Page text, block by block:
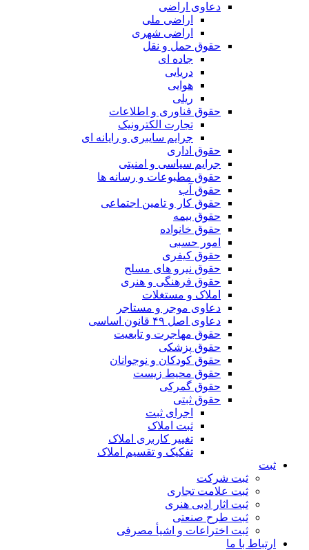
دعاوی اراضی
اراضی ملی
اراضی شهری
حقوق حمل و نقل
جاده ای
دریایی
هوایی
ریلی
حقوق فناوری و اطلاعات
تجارت الکترونیک
جرایم سایبری و رایانه ای
حقوق اداری
جرایم سیاسی و امنیتی
حقوق مطبوعات و رسانه ها
حقوق آب
حقوق کار و تامین اجتماعی
حقوق بیمه
حقوق خانواده
امور حسبی
حقوق کیفری
حقوق نیرو های مسلح
حقوق فرهنگی و هنری
املاک و مستغلات
دعاوی موجر و مستاجر
دعاوی اصل ۴۹ قانون اساسی
حقوق مهاجرت و تابعیت
حقوق پزشکی
حقوق کودکان و نوجوانان
حقوق محیط زیست
حقوق گمرکی
حقوق ثبتی
اجرای ثبت
ثبت املاک
تغییر کاربری املاک
تفکیک و تقسیم املاک
ثبت
ثبت شرکت
ثبت علامت تجاری
ثبت اثار ادبی هنری
ثبت طرح صنعتی
ثبت اختراعات و اشیا‌ٔ مصرفی
ارتباط با ما